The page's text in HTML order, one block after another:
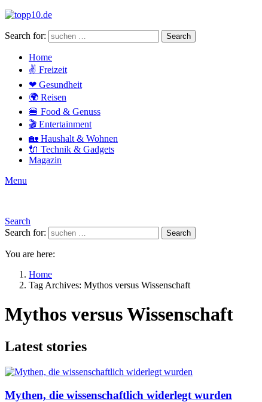
Search for: Search
Home
✌ Freizeit
❤ Gesundheit
🌍 Reisen
🍔 Food & Genuss
🎬 Entertainment
🏡 Haushalt & Wohnen
🔌 Technik & Gadgets
Magazin
Menu
Search
Search for:
Search
You are here:
Home
Tag Archives: Mythos versus Wissenschaft
Mythos versus Wissenschaft
Latest stories
Mythen, die wissenschaftlich widerlegt wurden